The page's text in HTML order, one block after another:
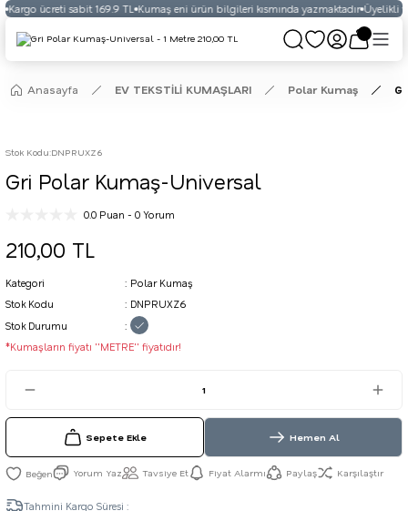
Kargo ücreti sabit 169.9 TL Kumaş eni ürün bilgileri kısmında yazmaktadır Üyelikli
Anasayfa EV TEKSTİLİ KUMAŞLARI Polar Kumaş
Stok Kodu:DNPRUXZ6
Gri Polar Kumaş-Universal
0.0 Puan - 0 Yorum
210,00 TL
Kategori
Polar Kumaş
Stok Kodu
DNPRUXZ6
Stok Durumu
*Kumaşların fiyatı ''METRE'' fiyatıdır!
Sepete Ekle Hemen Al
Yorum Yaz Tavsiye Et Fiyat Alarmı Paylaş Karşılaştır
Tahmini Kargo Süresi :